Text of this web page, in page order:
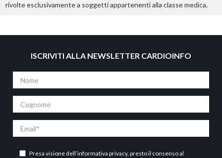
rivolte esclusivamente a soggetti appartenenti alla classe medica.
ISCRIVITI ALLA NEWSLETTER CARDIOINFO
Nome
Cognome
Email
Presa visione dell’informativa privacy, presto il consenso al